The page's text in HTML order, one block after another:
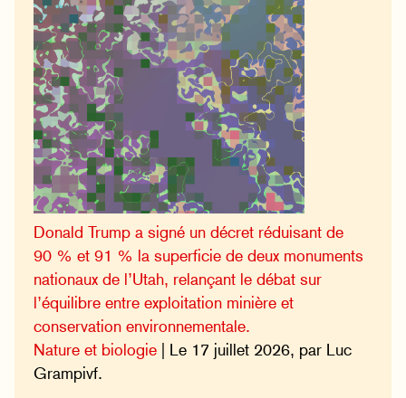
Donald Trump a signé un décret réduisant de
90 % et 91 % la superficie de deux monuments
nationaux de l’Utah, relançant le débat sur
l’équilibre entre exploitation minière et
conservation environnementale.
Nature et biologie | Le 17 juillet 2026, par Luc
Grampivf.